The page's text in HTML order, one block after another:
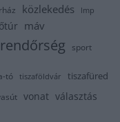
közlekedés lmp
máv
rendőrség sport
tó tiszaföldvár tiszafüred
vonat választás